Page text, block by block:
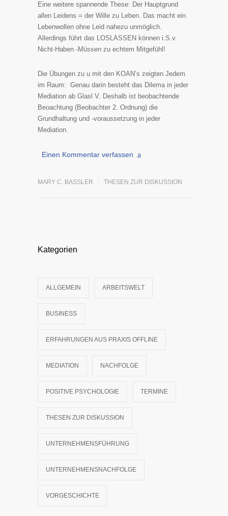
Eine weitere spannende These: Der Hauptgrund
allen Leidens = der Wille zu Leben. Das macht ein
Lebenwollen ohne Leid nahezu unmöglich.
Allerdings führt das LOSLASSEN können i.S.v.
Nicht-Haben -Müssen zu echtem Mitgefühl!
Die Übungen zu u mit den KOAN’s zeigten Jedem
im Raum: Genau darin besteht das Dilema in jeder
Mediation ab Glasl V. Deshalb ist beobachtende
Beoachtung (Beobachter 2. Ordnung) die
Grundhaltung und -voraussetzung in jeder
Mediation.
Einen Kommentar verfassen
MARY C. BASSLER THESEN ZUR DISKUSSION
Kategorien
ALLGEMEIN ARBEITSWELT
BUSINESS
ERFAHRUNGEN AUS PRAXIS OFFLINE
MEDIATION NACHFOLGE
POSITIVE PSYCHOLOGIE TERMINE
THESEN ZUR DISKUSSION
UNTERNEHMENSFÜHRUNG
UNTERNEHMENSNACHFOLGE
VORGESCHICHTE